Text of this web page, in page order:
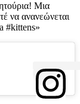
Μια
να ανανεώνεται
#kittens»